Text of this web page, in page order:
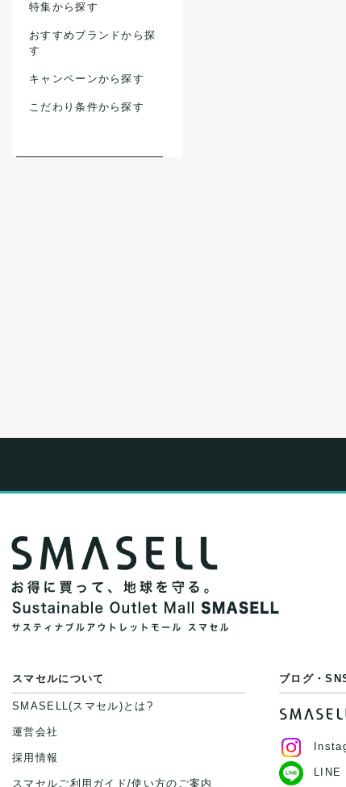
特集から探す
おすすめブランドから探
す
キャンペーンから探す
こだわり条件から探す
スマセルについて
SMASELL(スマセル)とは?
運営会社
採用情報
スマセルご利用ガイド/使い方のご案内
ブログ・
LINE